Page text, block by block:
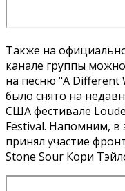
Также на
канале группы
на песню "A Different
было снято на
США фестивале
Festival. Напомним, в
принял участие
Stone Sour Кори